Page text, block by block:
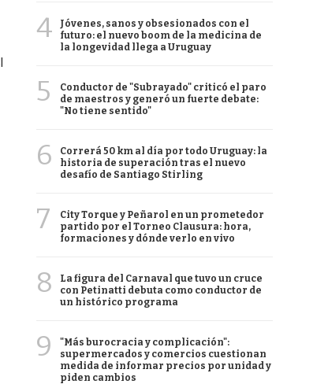
4
Jóvenes, sanos y obsesionados con el
futuro: el nuevo boom de la medicina de
la longevidad llega a Uruguay
5
Conductor de "Subrayado" criticó el paro
de maestros y generó un fuerte debate:
"No tiene sentido"
6
Correrá 50 km al día por todo Uruguay: la
historia de superación tras el nuevo
desafío de Santiago Stirling
7
City Torque y Peñarol en un prometedor
partido por el Torneo Clausura: hora,
formaciones y dónde verlo en vivo
8
La figura del Carnaval que tuvo un cruce
con Petinatti debuta como conductor de
un histórico programa
9
"Más burocracia y complicación":
supermercados y comercios cuestionan
medida de informar precios por unidad y
piden cambios